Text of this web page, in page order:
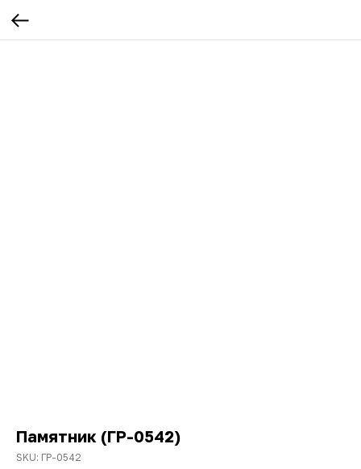
Памятник (ГР-0542)
SKU: ГР-0542